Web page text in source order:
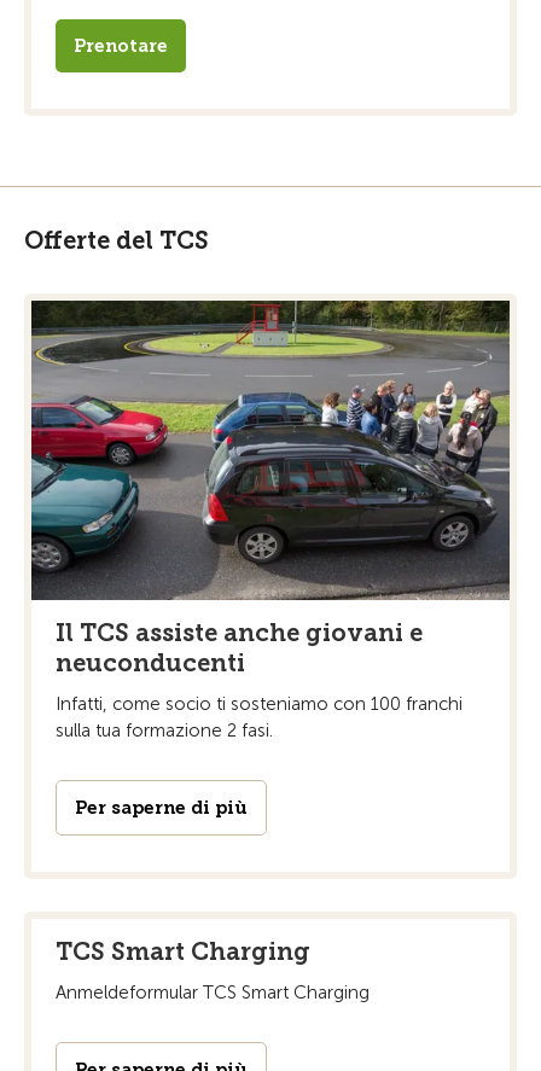
Prenotare
Offerte del TCS
Il TCS assiste anche giovani e
neuconducenti
Infatti, come socio ti sosteniamo con 100 franchi
sulla tua formazione 2 fasi.
Per saperne di più
TCS Smart Charging
Anmeldeformular TCS Smart Charging